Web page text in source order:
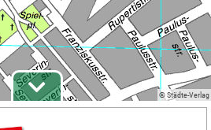
© Städte-Verlag